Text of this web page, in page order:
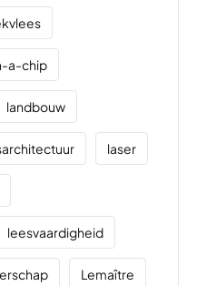
a-chip
landbouw
laser
leesvaardigheid
Lemaître